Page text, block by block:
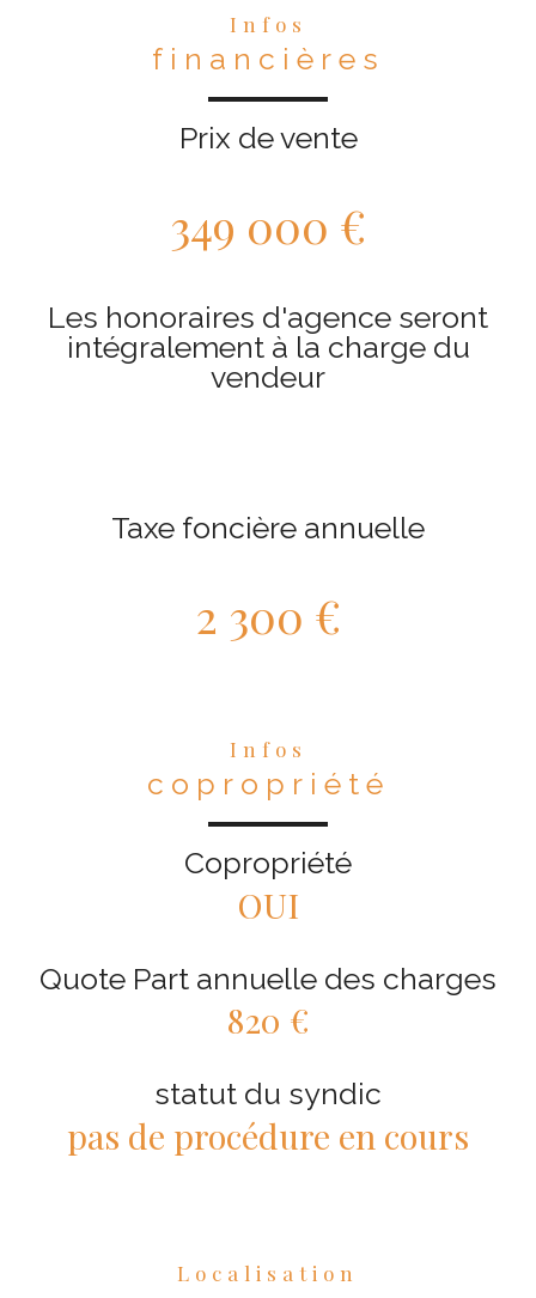
Infos
financières
Prix de vente
349 000 €
Les honoraires d'agence seront
intégralement à la charge du
vendeur
Taxe foncière annuelle
2 300 €
Infos
copropriété
Copropriété
OUI
Quote Part annuelle des charges
820 €
statut du syndic
pas de procédure en cours
Localisation